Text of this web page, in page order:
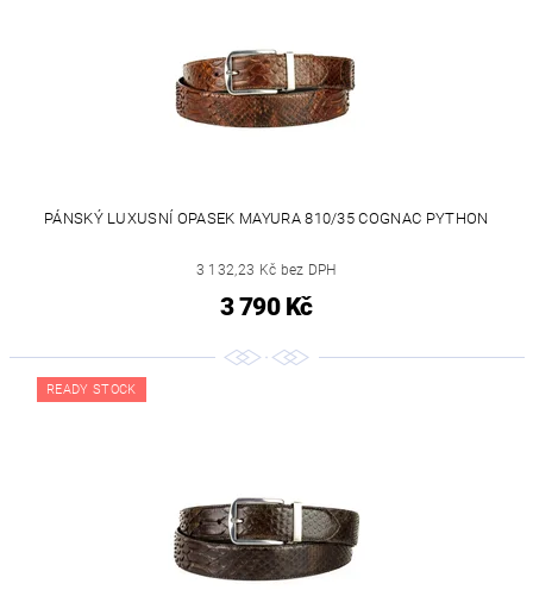
PÁNSKÝ LUXUSNÍ OPASEK MAYURA 810/35 COGNAC PYTHON
3 132,23 Kč bez DPH
3 790 Kč
READY STOCK